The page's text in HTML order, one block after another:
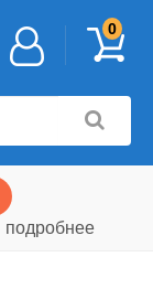
0
подробнее